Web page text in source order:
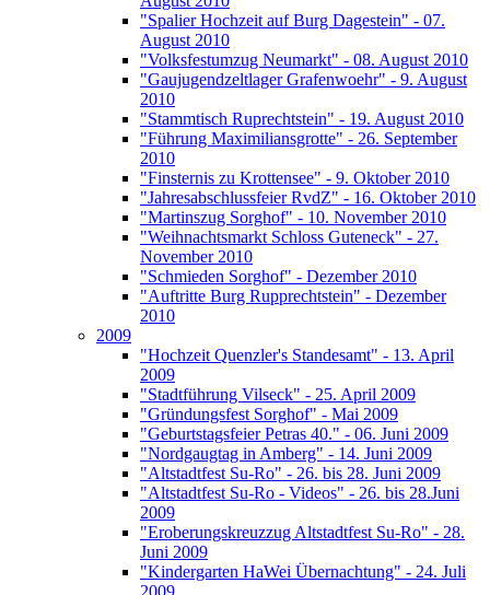
"Spalier Hochzeit auf Burg Dagestein" - 07.
August 2010
"Volksfestumzug Neumarkt" - 08. August 2010
"Gaujugendzeltlager Grafenwoehr" - 9. August
2010
"Stammtisch Ruprechtstein" - 19. August 2010
"Führung Maximiliansgrotte" - 26. September
2010
"Finsternis zu Krottensee" - 9. Oktober 2010
"Jahresabschlussfeier RvdZ" - 16. Oktober 2010
"Martinszug Sorghof" - 10. November 2010
"Weihnachtsmarkt Schloss Guteneck" - 27.
November 2010
"Schmieden Sorghof" - Dezember 2010
"Auftritte Burg Rupprechtstein" - Dezember
2010
2009
"Hochzeit Quenzler's Standesamt" - 13. April
2009
"Stadtführung Vilseck" - 25. April 2009
"Gründungsfest Sorghof" - Mai 2009
"Geburtstagsfeier Petras 40." - 06. Juni 2009
"Nordgaugtag in Amberg" - 14. Juni 2009
"Altstadtfest Su-Ro" - 26. bis 28. Juni 2009
"Altstadtfest Su-Ro - Videos" - 26. bis 28.Juni
2009
"Eroberungskreuzzug Altstadtfest Su-Ro" - 28.
Juni 2009
"Kindergarten HaWei Übernachtung" - 24. Juli
2009